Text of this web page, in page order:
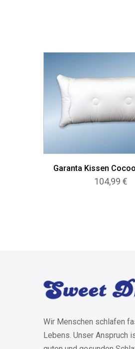
Garanta Kissen
104,99 €
Wir Menschen schlafen
Lebens. Unser Anspruch